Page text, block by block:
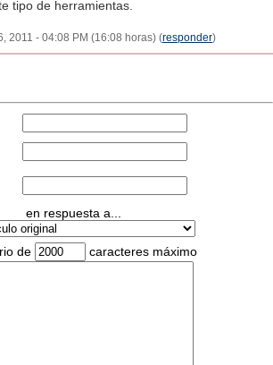
tipo de herramientas.
2011 - 04:08 PM (16:08 horas) (responder)
en respuesta a...
de caracteres máximo